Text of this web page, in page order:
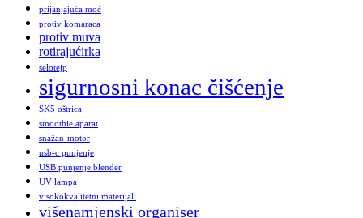
prijanjajuća moć
protiv komaraca
protiv muva
rotirajućirka
selotejp
sigurnosni konac čišćenje
SK5 oštrica
smoothie aparat
snažan-motor
usb-c punjenje
USB punjenje blender
UV lampa
visokokvalitetni materijali
višenamjenski organiser